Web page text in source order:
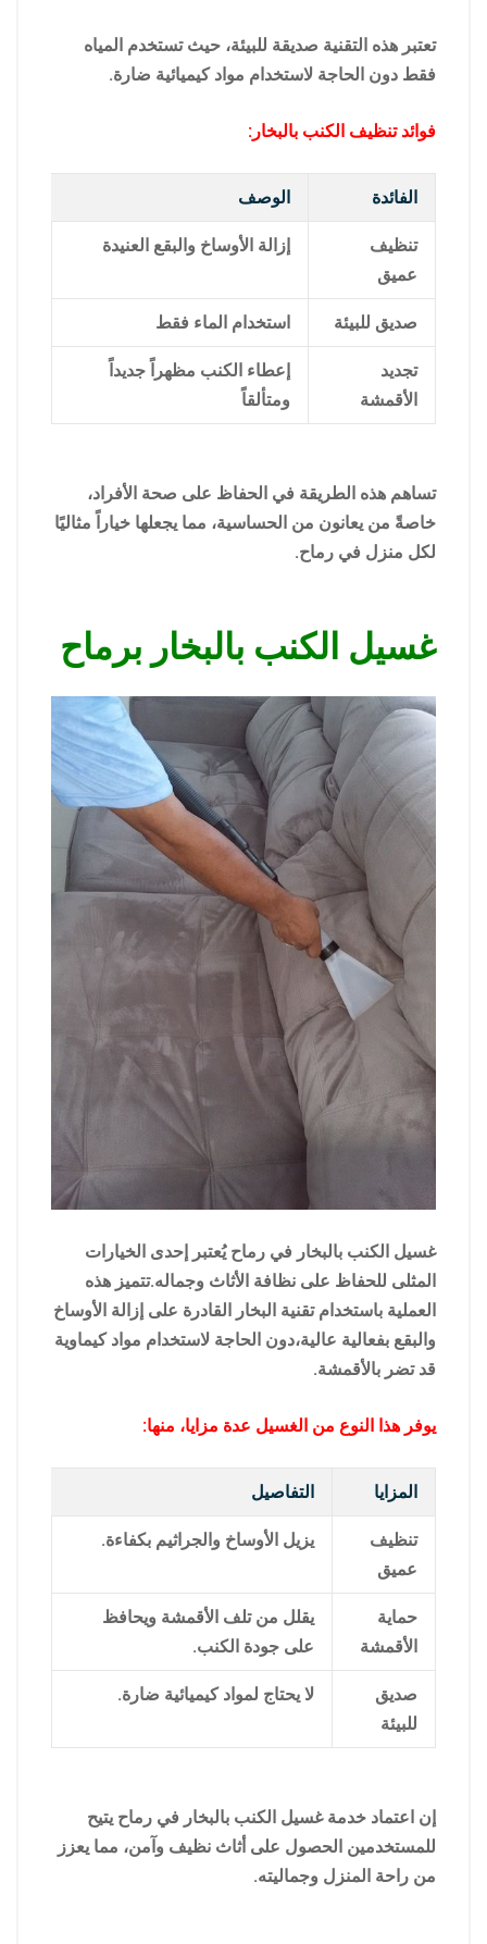
تعتبر هذه التقنية صديقة للبيئة، حيث تستخدم المياه
فقط دون الحاجة لاستخدام مواد كيميائية ضارة.
فوائد تنظيف الكنب بالبخار:
الفائدة الوصف
تنظيف
عميق
إزالة الأوساخ والبقع العنيدة
صديق للبيئة استخدام الماء فقط
تجديد
الأقمشة
إعطاء الكنب مظهراً جديداً
ومتألقاً
تساهم هذه الطريقة في الحفاظ على صحة الأفراد،
خاصةً من يعانون من الحساسية، مما يجعلها خياراً مثاليًا
لكل منزل في رماح.
غسيل الكنب بالبخار برماح
غسيل الكنب بالبخار في رماح يُعتبر إحدى الخيارات
المثلى للحفاظ على نظافة الأثاث وجماله.تتميز هذه
العملية باستخدام تقنية البخار القادرة على إزالة الأوساخ
والبقع بفعالية عالية،دون الحاجة لاستخدام مواد كيماوية
قد تضر بالأقمشة.
يوفر هذا النوع من الغسيل عدة مزايا، منها:
المزايا التفاصيل
تنظيف
عميق
يزيل الأوساخ والجراثيم بكفاءة.
حماية
الأقمشة
يقلل من تلف الأقمشة ويحافظ
على جودة الكنب.
صديق
للبيئة
لا يحتاج لمواد كيميائية ضارة.
إن اعتماد خدمة غسيل الكنب بالبخار في رماح يتيح
للمستخدمين الحصول على أثاث نظيف وآمن، مما يعزز
من راحة المنزل وجماليته.